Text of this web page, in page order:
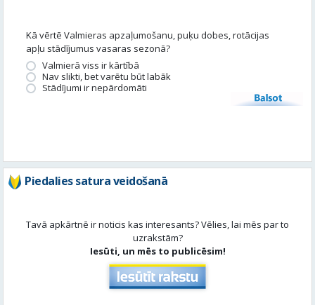
Kā vērtē Valmieras apzaļumošanu, puķu dobes, rotācijas
apļu stādījumus vasaras sezonā?
Valmierā viss ir kārtībā
Nav slikti, bet varētu būt labāk
Stādījumi ir nepārdomāti
Balsot
Piedalies satura veidošanā
Tavā apkārtnē ir noticis kas interesants? Vēlies, lai mēs par to
uzrakstām?
Iesūti, un mēs to publicēsim!